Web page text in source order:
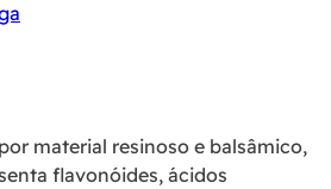
material resinoso e balsâmico,
flavonóides, ácidos